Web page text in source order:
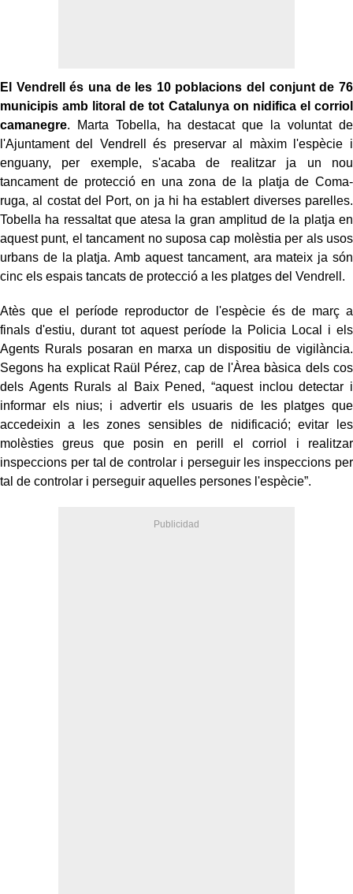
El Vendrell és una de les 10 poblacions del conjunt de 76
municipis amb litoral de tot Catalunya on nidifica el corriol
camanegre. Marta Tobella, ha destacat que la voluntat de
l'Ajuntament del Vendrell és preservar al màxim l'espècie i
enguany, per exemple, s'acaba de realitzar ja un nou
tancament de protecció en una zona de la platja de Coma-
ruga, al costat del Port, on ja hi ha establert diverses parelles.
Tobella ha ressaltat que atesa la gran amplitud de la platja en
aquest punt, el tancament no suposa cap molèstia per als usos
urbans de la platja. Amb aquest tancament, ara mateix ja són
cinc els espais tancats de protecció a les platges del Vendrell.
Atès que el període reproductor de l'espècie és de març a
finals d'estiu, durant tot aquest període la Policia Local i els
Agents Rurals posaran en marxa un dispositiu de vigilància.
Segons ha explicat Raül Pérez, cap de l'Àrea bàsica dels cos
dels Agents Rurals al Baix Pened, “aquest inclou detectar i
informar els nius; i advertir els usuaris de les platges que
accedeixin a les zones sensibles de nidificació; evitar les
molèsties greus que posin en perill el corriol i realitzar
inspeccions per tal de controlar i perseguir les inspeccions per
tal de controlar i perseguir aquelles persones l'espècie”.